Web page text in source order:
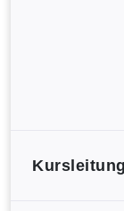
Kursleitung